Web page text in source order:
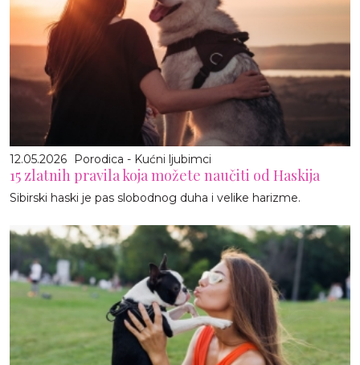
12.05.2026 Porodica - Kućni ljubimci
15 zlatnih pravila koja možete naučiti od Haskija
Sibirski haski je pas slobodnog duha i velike harizme.